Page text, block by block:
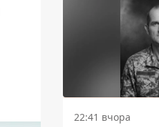
22:41 вчора